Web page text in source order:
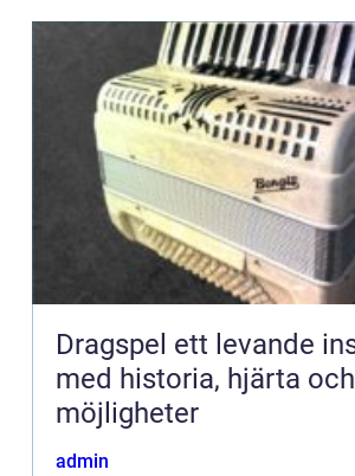
Dragspel ett levande instrument
med historia, hjärta och
möjligheter
admin